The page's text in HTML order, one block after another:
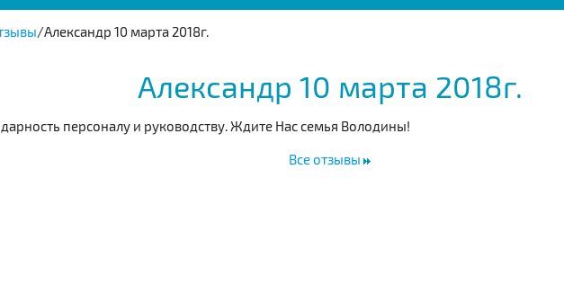
/Александр 10 марта 2018г.
Александр 10 марта 2018г.
персоналу и руководству. Ждите Нас семья Володины!
Все отзывы